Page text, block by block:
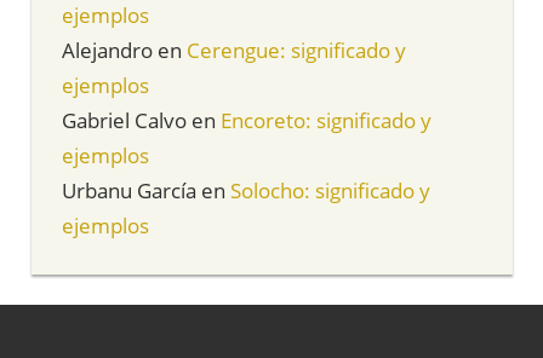
ejemplos
Alejandro en Cerengue: significado y
ejemplos
Gabriel Calvo en Encoreto: significado y
ejemplos
Urbanu García en Solocho: significado y
ejemplos